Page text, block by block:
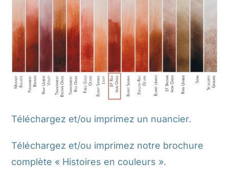
Téléchargez et/ou imprimez un nuancier.
Téléchargez et/ou imprimez notre brochure
complète « Histoires en couleurs ».